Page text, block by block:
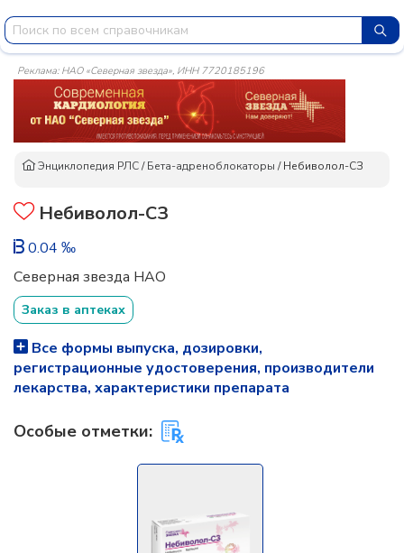
Реклама: НАО «Северная звезда», ИНН 7720185196
Энциклопедия РЛС/Бета-адреноблокаторы /Небиволол-СЗ
Небиволол-СЗ
0.04 ‰
Северная звезда НАО
Заказ в аптеках
Все формы выпуска, дозировки,
регистрационные удостоверения, производители
лекарства, характеристики препарата
Особые отметки: